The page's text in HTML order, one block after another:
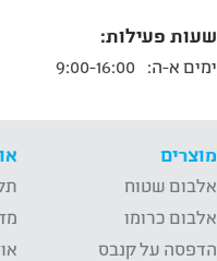
שעות פעילות:
ימים א-ה:
מוצרים
אלבום שטוח
אלבום כרומו
הדפסה על קנבס